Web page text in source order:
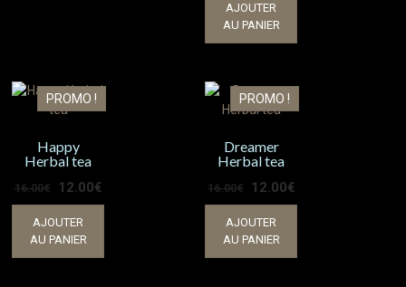
AJOUTER
AU PANIER
PROMO !
Happy
Herbal tea
16.00€ 12.00€
AJOUTER
AU PANIER
PROMO !
Dreamer
Herbal tea
16.00€ 12.00€
AJOUTER
AU PANIER